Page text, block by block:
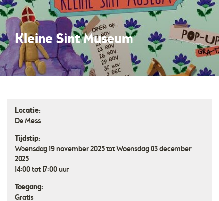
Kleine Sint Museum
Locatie:
De Mess
Tijdstip:
Woensdag 19 november 2025 tot Woensdag 03 december
2025
14:00 tot 17:00 uur
Toegang:
Gratis